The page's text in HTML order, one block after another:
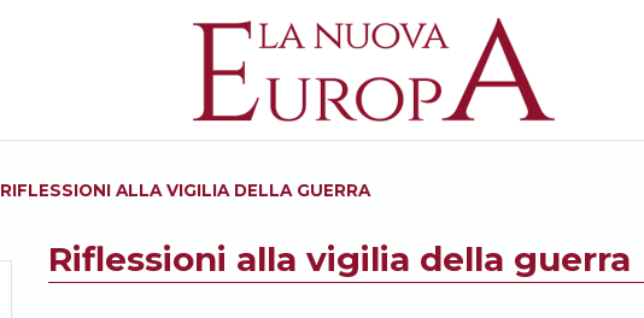
RIFLESSIONI ALLA VIGILIA DELLA GUERRA
Riflessioni alla vigilia della guerra